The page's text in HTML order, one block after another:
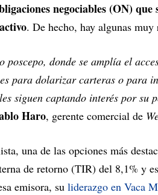
negociables (ON)
. De hecho, hay algunas muy
poscepo, donde se amplía el
para dolarizar carteras o para
siguen captando interés por su
Haro, gerente comercial de
una de las opciones más
de retorno (TIR) del 8,1% y
emisora, su liderazgo en Vaca